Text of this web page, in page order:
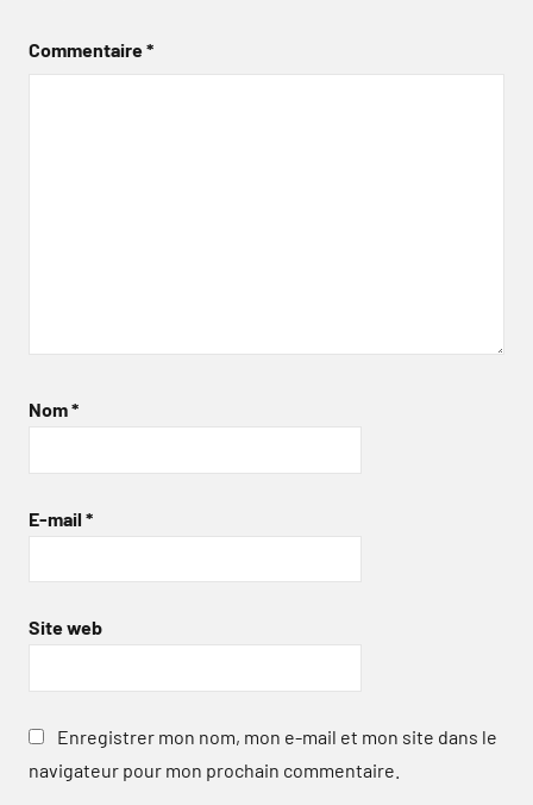
Commentaire*
Nom*
E-mail *
Site web
Enregistrer mon nom, mon e-mail et mon site dans le
navigateur pour mon prochain commentaire.